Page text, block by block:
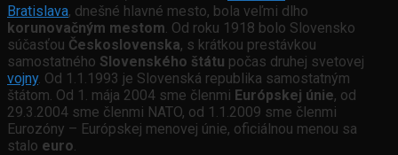
Bratislava, dnešné hlavné mesto, bola veľmi dlho
korunovačným mestom . Od roku 1918 bolo Slovensko
súčasťou Československa, s krátkou prestávkou
samostatného Slovenského štátu počas druhej svetovej
vojny. Od 1.1.1993 je Slovenská republika samostatným
štátom. Od 1. mája 2004 sme členmi Európskej únie, od
29.3.2004 sme členmi NATO, od 1.1.2009 sme členmi
Eurozóny – Európskej menovej únie, oficiálnou menou sa
stalo euro